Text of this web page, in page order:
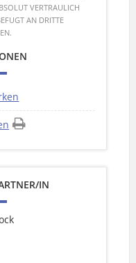
VERTRAULICH
AN DRITTE
IN